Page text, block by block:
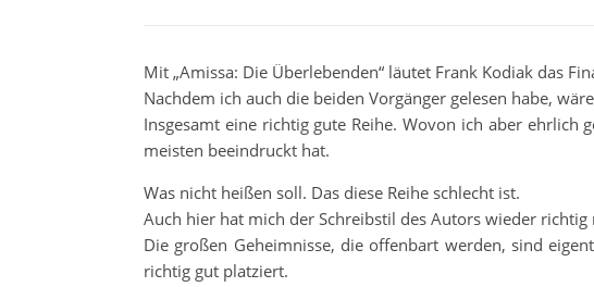
Mit „Amissa: Die Überlebenden“ läutet Frank Kodiak das
Nachdem ich auch die beiden Vorgänger gelesen habe,
Insgesamt eine richtig gute Reihe. Wovon ich aber ehrlich
meisten beeindruckt hat.
Was nicht heißen soll. Das diese Reihe schlecht ist.
Auch hier hat mich der Schreibstil des Autors wieder richtig
Die großen Geheimnisse, die offenbart werden, sind
richtig gut platziert.